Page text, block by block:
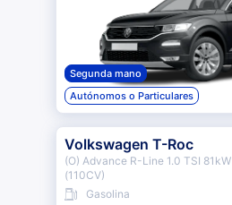
Segunda mano
Autónomos o Particulares
Volkswagen T-Roc
(O) Advance R-Line 1.0 TSI 81kW
(110CV)
Gasolina